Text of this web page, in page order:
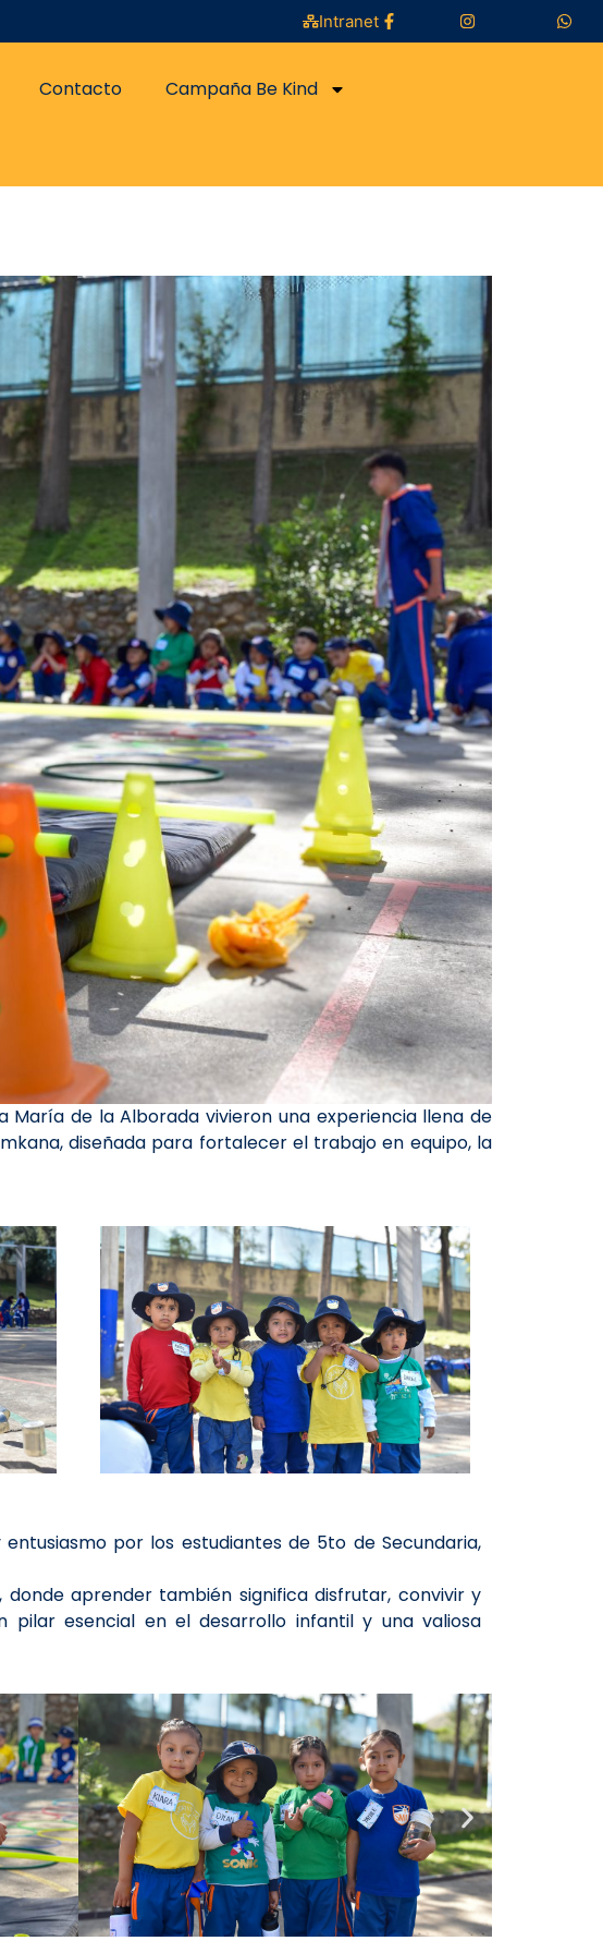
Intranet
Contacto
Campaña Be Kind
María de la Alborada vivieron una experiencia llena de
diseñada para fortalecer el trabajo en equipo, la
por los estudiantes de 5to de Secundaria,
aprender también significa disfrutar, convivir y
esencial en el desarrollo infantil y una valiosa